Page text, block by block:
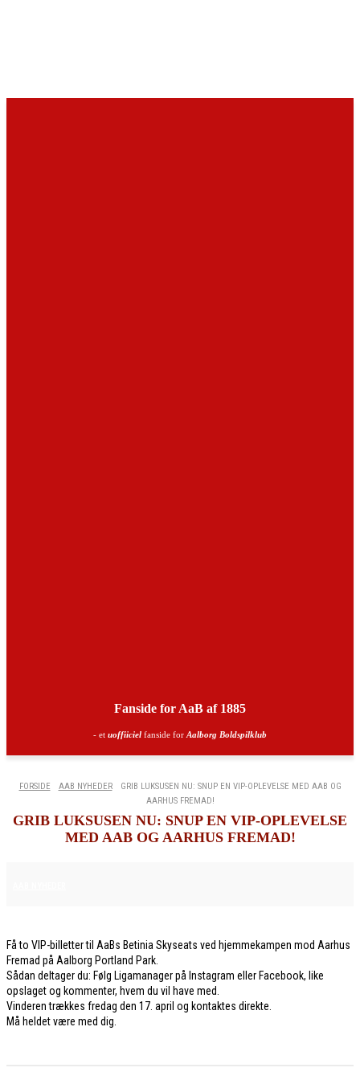
Fanside for AaB af 1885
- et uoffiiciel fanside for Aalborg Boldspilklub
FORSIDE AAB NYHEDER
GRIB LUKSUSEN NU: SNUP EN VIP-OPLEVELSE MED AAB OG
AARHUS FREMAD!
GRIB LUKSUSEN NU: SNUP EN VIP-OPLEVELSE
MED AAB OG AARHUS FREMAD!
Få to VIP-billetter til AaBs Betinia Skyseats ved hjemmekampen mod Aarhus
Fremad på Aalborg Portland Park.
Sådan deltager du: Følg Ligamanager på Instagram eller Facebook, like
opslaget og kommenter, hvem du vil have med.
Vinderen trækkes fredag den 17. april og kontaktes direkte.
Må heldet være med dig.